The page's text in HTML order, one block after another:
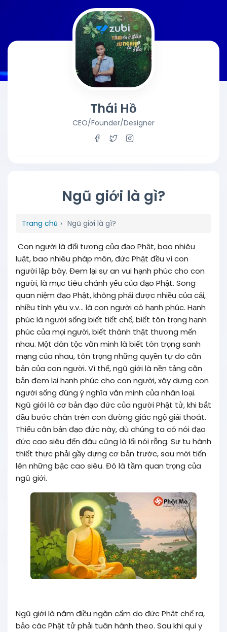
Thái Hồ
CEO/Founder/Designer
Ngũ giới là gì?
Trang chủ › Ngũ giới là gì?
Con người là đối tượng của đạo Phật, bao nhiêu
luật, bao nhiêu pháp môn, đức Phật đều vì con
người lập bày. Đem lại sự an vui hạnh phúc cho con
người, là mục tiêu chánh yếu của đạo Phật. Song
quan niệm đạo Phật, không phải được nhiều của cải,
nhiều tình yêu v.v… là con người có hạnh phúc. Hạnh
phúc là người sống biết tiết chế, biết tôn trọng hạnh
phúc của mọi người, biết thành thật thương mến
nhau. Một dân tộc văn minh là biết tôn trọng sanh
mạng của nhau, tôn trọng những quyền tự do căn
bản của con người. Vì thế, ngũ giới là nền tảng căn
bản đem lại hạnh phúc cho con người, xây dựng con
người sống đúng ý nghĩa văn minh của nhân loại.
Ngũ giới là cơ bản đạo đức của người Phật tử, khi bắt
đầu bước chân trên con đường giác ngộ giải thoát.
Thiếu căn bản đạo đức này, dù chúng ta có nói đạo
đức cao siêu đến đâu cũng là lối nói rỗng. Sự tu hành
thiết thực phải gầy dựng cơ bản trước, sau mới tiến
lên những bậc cao siêu. Đó là tầm quan trọng của
ngũ giới.
Ngũ giới là năm điều ngăn cấm do đức Phật chế ra,
bảo các Phật tử phải tuân hành theo. Sau khi qui y